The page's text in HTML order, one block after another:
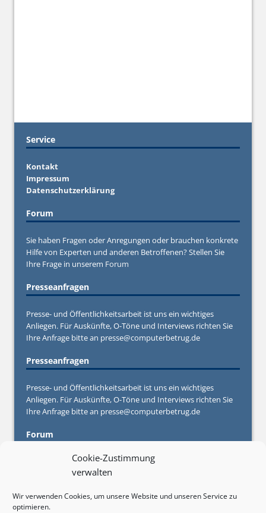
Cookie-Zustimmung
verwalten
Wir verwenden Cookies, um unsere Website und unseren Service zu
optimieren.
Service
Kontakt
Impressum
Datenschutzerklärung
Forum
Sie haben Fragen oder Anregungen oder brauchen konkrete
Hilfe von Experten und anderen Betroffenen? Stellen Sie
Ihre Frage in unserem Forum
Presseanfragen
Presse- und Öffentlichkeitsarbeit ist uns ein wichtiges
Anliegen. Für Auskünfte, O-Töne und Interviews richten Sie
Ihre Anfrage bitte an presse@computerbetrug.de
Presseanfragen
Presse- und Öffentlichkeitsarbeit ist uns ein wichtiges
Anliegen. Für Auskünfte, O-Töne und Interviews richten Sie
Ihre Anfrage bitte an presse@computerbetrug.de
Forum
Sie haben Fragen oder Anregungen oder brauchen konkrete
Hilfe von Experten und anderen Betroffenen? Stellen Sie
Werbebuchungen